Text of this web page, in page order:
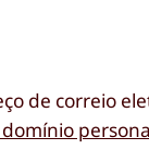
de correio